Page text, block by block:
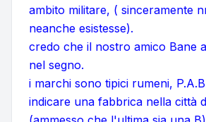
ambito militare, ( sinceramente
neanche esistesse).
credo che il nostro amico Bane
nel segno.
i marchi sono tipici rumeni,
indicare una fabbrica nella città